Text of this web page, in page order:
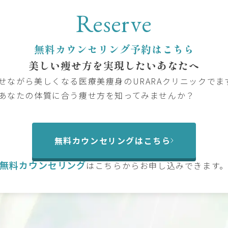
Reserve
無料カウンセリング予約はこちら
美しい痩せ方を実現したいあなたへ
ながら美しくなる医療美痩身のURARAクリニックでま
なたの体質に合う痩せ方を知ってみませんか？
無料カウンセリングはこちら
無料カウンセリングはこちらからお申し込みできます。